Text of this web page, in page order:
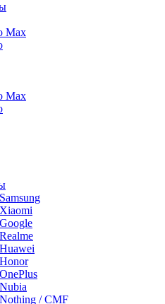
Max
Max
/ CMF